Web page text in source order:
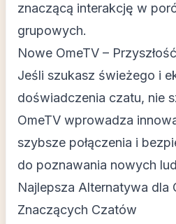
znaczącą interakcję w
grupowych.
Nowe OmeTV –
Jeśli szukasz świeżego i
doświadczenia czatu, nie
OmeTV wprowadza
szybsze połączenia i
do poznawania nowych
Najlepsza Alternatywa dla
Znaczących Czatów